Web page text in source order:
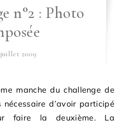
n°2 : Photo
2009
manche du challenge de
nécessaire d’avoir participé
faire la deuxième. La